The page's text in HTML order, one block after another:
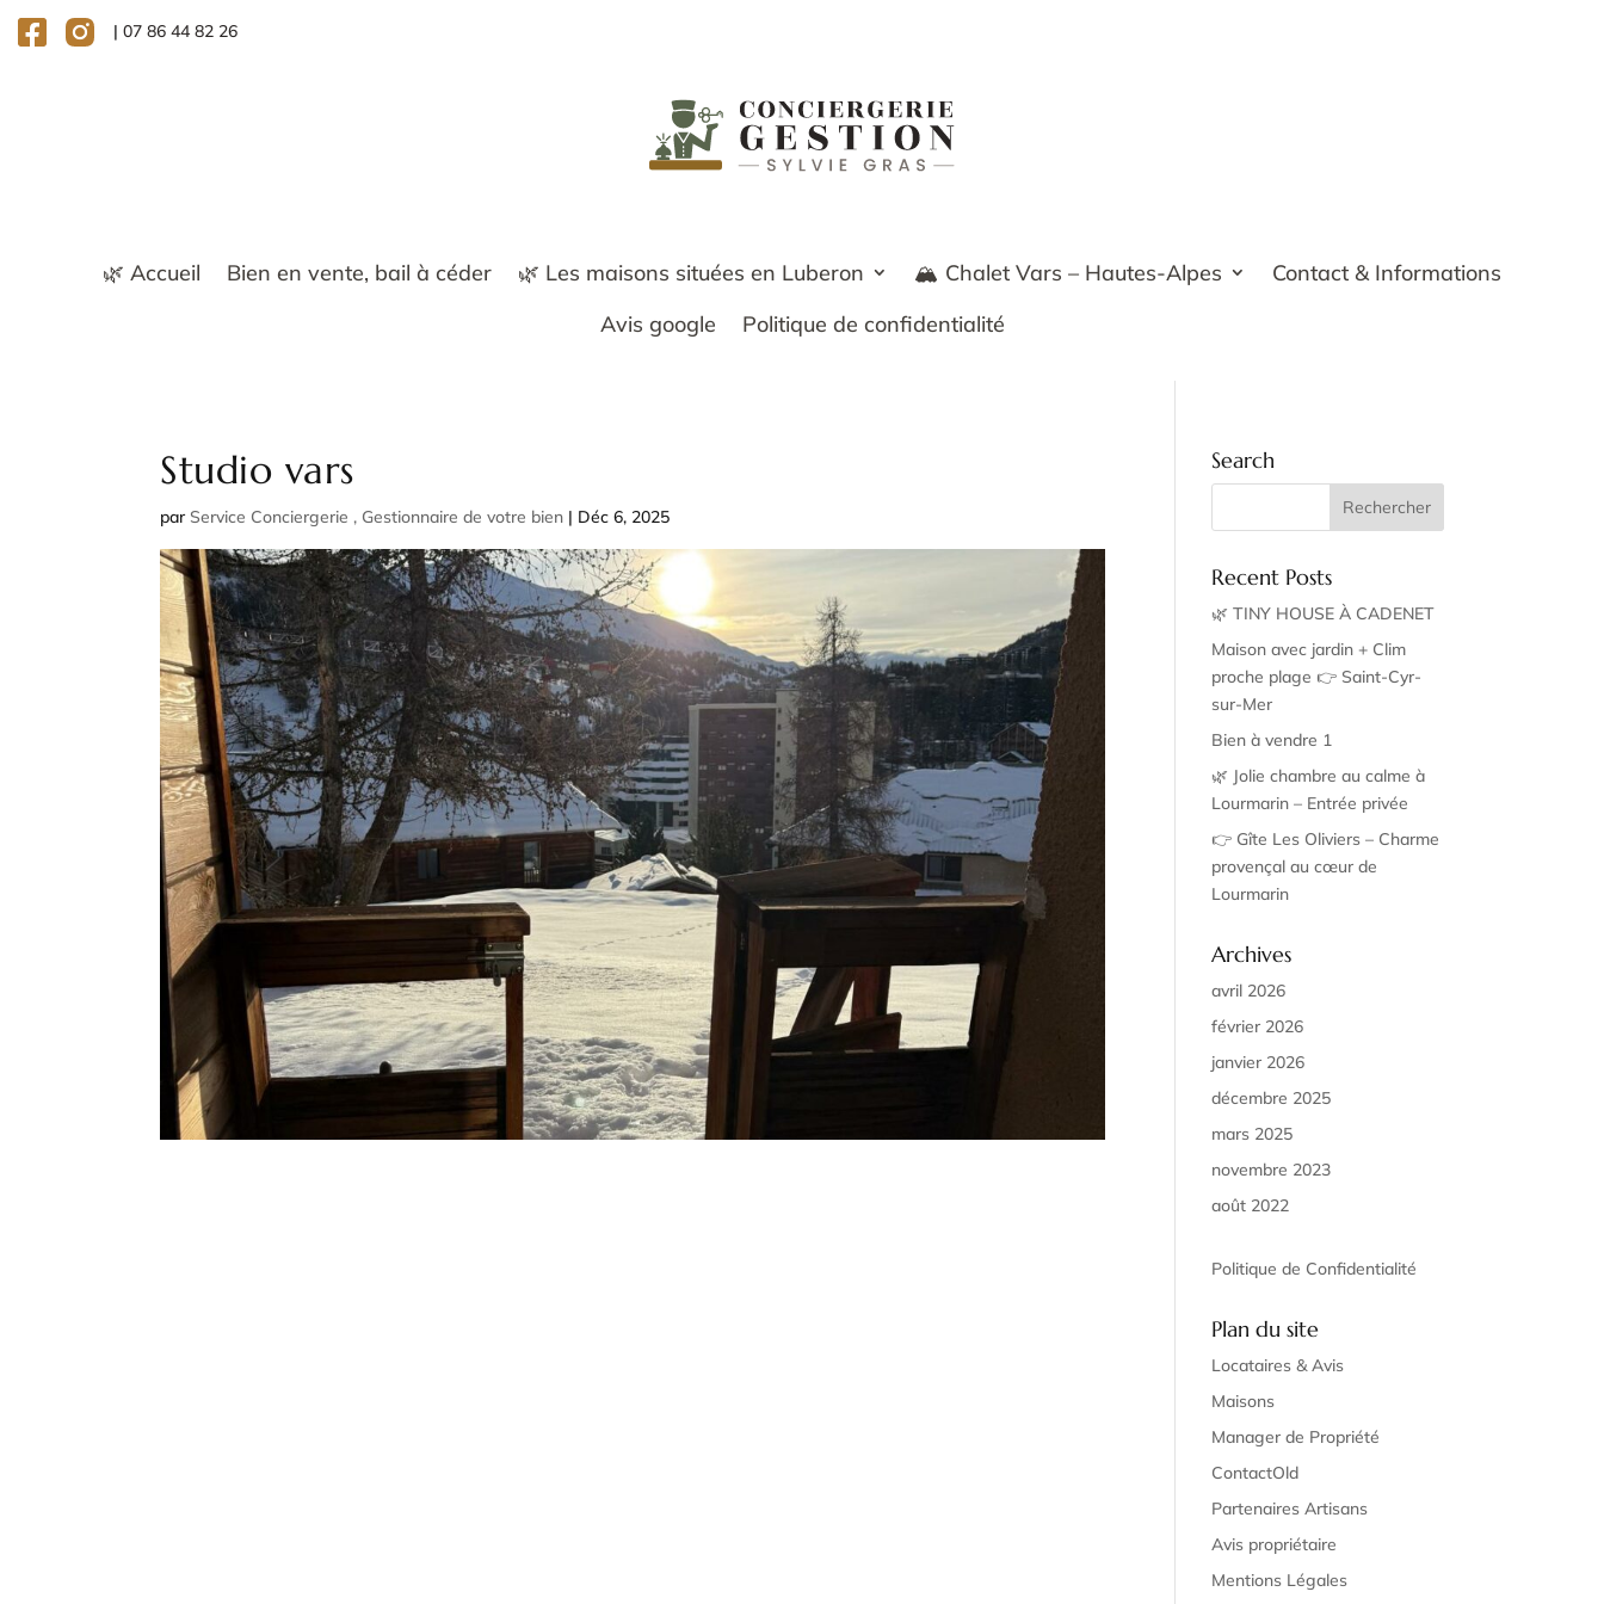
| 07 86 44 82 26
🌿 Accueil Bien en vente, bail à céder 🌿 Les maisons situées en Luberon 🏔️ Chalet Vars – Hautes-Alpes
Contact & Informations
Avis google
Politique de confidentialité
Studio vars
par Service Conciergerie , Gestionnaire de votre bien | Déc 6, 2025
Search
Recent Posts
🌿 TINY HOUSE À CADENET
Maison avec jardin + Clim
proche plage 👉 Saint-Cyr-
sur-Mer
Bien à vendre 1
🌿 Jolie chambre au calme à
Lourmarin – Entrée privée
👉 Gîte Les Oliviers – Charme
provençal au cœur de
Lourmarin
Archives
avril 2026
février 2026
janvier 2026
décembre 2025
mars 2025
novembre 2023
août 2022
Politique de Confidentialité
Plan du site
Locataires & Avis
Maisons
Manager de Propriété
ContactOld
Partenaires Artisans
Avis propriétaire
Mentions Légales